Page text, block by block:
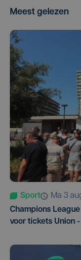
Meest gelezen
Sport
ma 3
Champions
voor tickets Union